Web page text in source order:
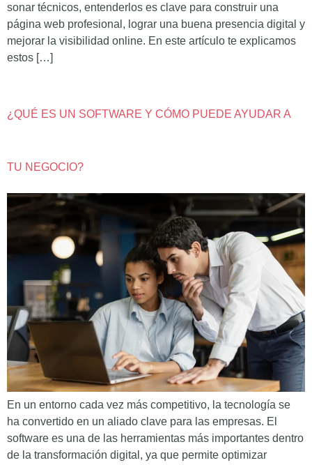
sonar técnicos, entenderlos es clave para construir una
página web profesional, lograr una buena presencia digital y
mejorar la visibilidad online. En este artículo te explicamos
estos […]
¿QUÉ ES UN SOFTWARE Y CÓMO PUEDE AYUDAR A
TU NEGOCIO?
En un entorno cada vez más competitivo, la tecnología se
ha convertido en un aliado clave para las empresas. El
software es una de las herramientas más importantes dentro
de la transformación digital, ya que permite optimizar